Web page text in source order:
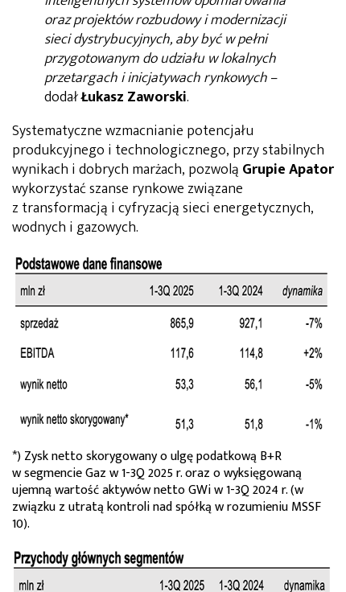
oraz projektów rozbudowy i modernizacji
sieci dystrybucyjnych, aby być w pełni
przygotowanym do udziału w lokalnych
przetargach i inicjatywach rynkowych–
dodałŁukasz Zaworski.
Systematyczne wzmacnianie potencjału
produkcyjnego i technologicznego, przy stabilnych
wynikach i dobrych marżach, pozwolą Grupie Apator
wykorzystać szanse rynkowe związane
z transformacją i cyfryzacją sieci energetycznych,
wodnych i gazowych.
*) Zysk netto skorygowany o ulgę podatkową B+R
w segmencie Gaz w 1-3Q 2025 r. oraz o wyksięgowaną
ujemną wartość aktywów netto GWi w 1-3Q 2024 r. (w
związku z utratą kontroli nad spółką w rozumieniu MSSF
10).